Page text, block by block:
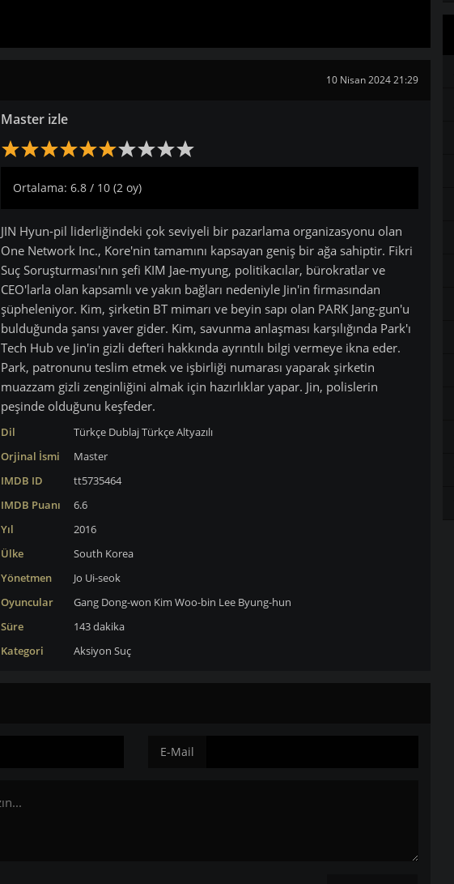
10 Nisan 2024 21:29
Master izle
Ortalama: 6.8 / 10 (2 oy)
JIN Hyun-pil liderliğindeki çok seviyeli bir pazarlama organizasyonu olan
One Network Inc., Kore'nin tamamını kapsayan geniş bir ağa sahiptir. Fikri
Suç Soruşturması'nın şefi KIM Jae-myung, politikacılar, bürokratlar ve
CEO'larla olan kapsamlı ve yakın bağları nedeniyle Jin'in firmasından
şüpheleniyor. Kim, şirketin BT mimarı ve beyin sapı olan PARK Jang-gun'u
bulduğunda şansı yaver gider. Kim, savunma anlaşması karşılığında Park'ı
Tech Hub ve Jin'in gizli defteri hakkında ayrıntılı bilgi vermeye ikna eder.
Park, patronunu teslim etmek ve işbirliği numarası yaparak şirketin
muazzam gizli zenginliğini almak için hazırlıklar yapar. Jin, polislerin
peşinde olduğunu keşfeder.
Dil Türkçe DublajTürkçe Altyazılı
Orjinal İsmi
Master
IMDB ID
tt5735464
IMDB Puanı
6.6
Yıl
2016
Ülke
South Korea
Yönetmen
Jo Ui-seok
Oyuncular
Gang Dong-won Kim Woo-bin Lee Byung-hun
Süre
143 dakika
Kategori
Aksiyon Suç
E-Mail